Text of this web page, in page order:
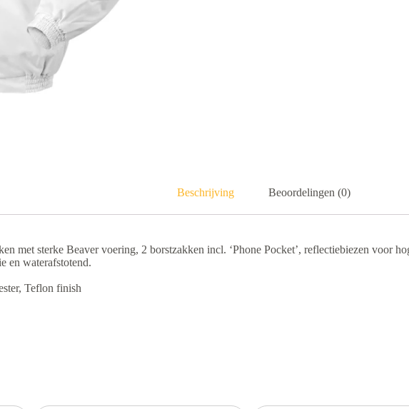
Beschrijving Beoordelingen (0)
met sterke Beaver voering, 2 borstzakken incl. ‘Phone Pocket’, reflectiebiezen voor
en waterafstotend.
Teflon finish